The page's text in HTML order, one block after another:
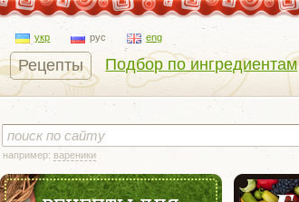
укр рус eng
Рецепты Подбор по ингредиентам
например: вареники